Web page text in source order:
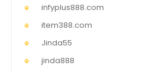
infyplus888.com
item388.com
Jinda55
jinda888